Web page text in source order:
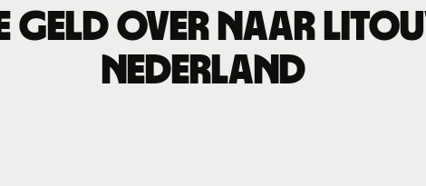
Connect
Ontwikkelaars
geld over naar
Nederland